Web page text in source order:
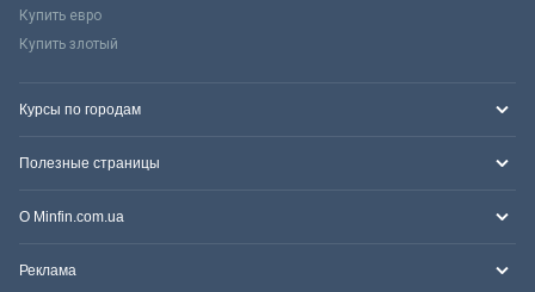
Купить евро
Купить злотый
Курсы по городам
Полезные страницы
О Minfin.com.ua
Реклама